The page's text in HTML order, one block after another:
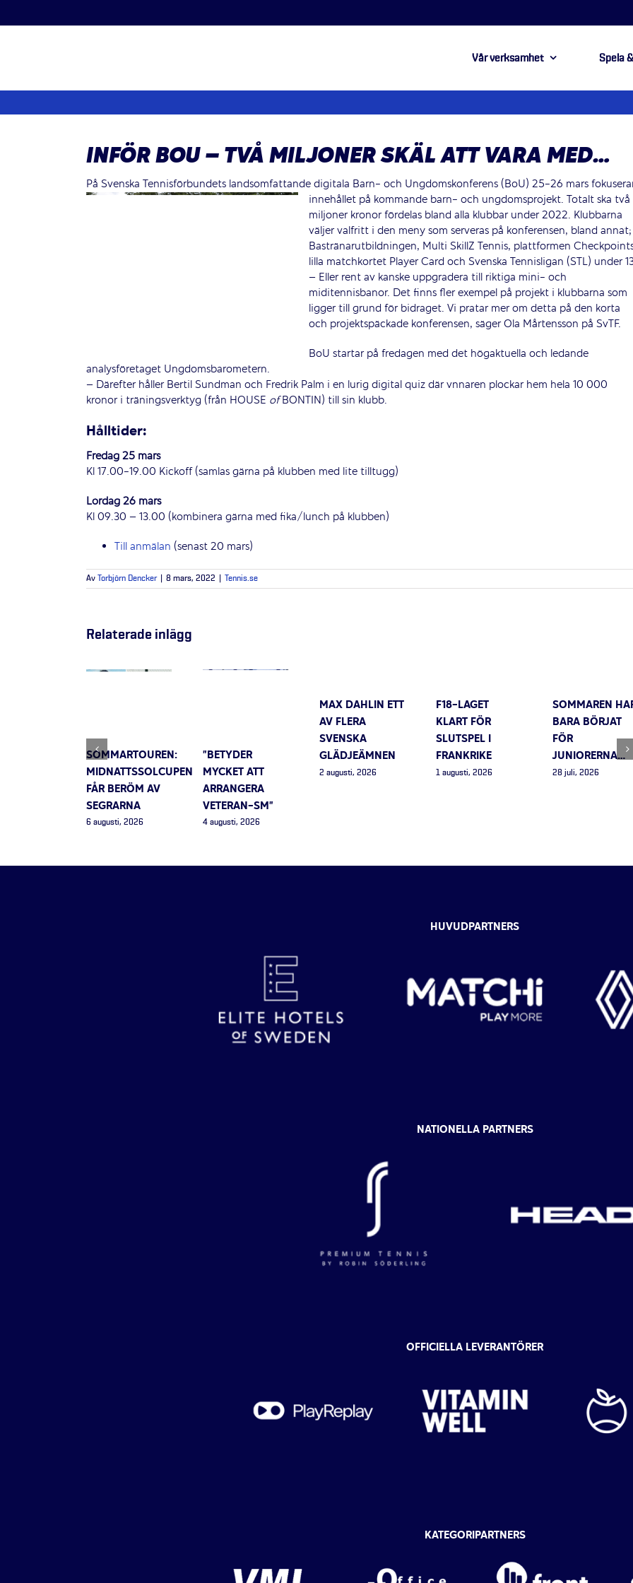
till
Vår verksamhet Spela
INFÖR BOU – TVÅ MILJONER SKÄL ATT VARA MED…
På Svenska Tennisförbundets landsomfattande digitala Barn- och Ungdomskonferens (BoU) 25-26 mars
innehållet på kommande barn- och ungdomsprojekt. Totalt ska två
miljoner kronor fördelas bland alla klubbar under 2022. Klubbarna
väljer valfritt i den meny som serveras på konferensen, bland annat;
Bastränarutbildningen, Multi SkillZ Tennis, plattformen
lilla matchkortet Player Card och Svenska Tennisligan (STL) under
– Eller rent av kanske uppgradera till riktiga mini- och
miditennisbanor. Det finns fler exempel på projekt i klubbarna som
ligger till grund för bidraget. Vi pratar mer om detta på den korta
och projektspäckade konferensen, säger Ola Mårtensson på SvTF.
BoU startar på fredagen med det högaktuella och ledande
analysföretaget Ungdomsbarometern.
– Därefter håller Bertil Sundman och Fredrik Palm i en lurig digital quiz där vnnaren plockar hem hela 10 000
kronor i träningsverktyg (från HOUSE ofBONTIN) till sin klubb.
Hålltider:
Fredag 25 mars
Kl 17.00-19.00 Kickoff (samlas gärna på klubben med lite tilltugg)
Lördag 26 mars
Kl 09.30 – 13.00 (kombinera gärna med fika/lunch på klubben)
Till anmälan (senast 20 mars)
Av Torbjörn Dencker 8 mars, 2022 Tennis.se
Relaterade inlägg
SOMMARTOUREN:
MIDNATTSSOLCUPEN
FÅR BERÖM AV
SEGRARNA
6 augusti, 2026
”BETYDER
MYCKET ATT
ARRANGERA
VETERAN-SM”
4 augusti, 2026
MAX DAHLIN ETT
AV FLERA
SVENSKA
GLÄDJEÄMNEN
2 augusti, 2026
F18-LAGET
KLART FÖR
SLUTSPEL I
FRANKRIKE
1 augusti, 2026
SOMMAREN
BARA BÖRJAT
FÖR
JUNIORERNA…
28 juli, 2026
HUVUDPARTNERS
NATIONELLA PARTNERS
OFFICIELLA LEVERANTÖRER
KATEGORIPARTNERS